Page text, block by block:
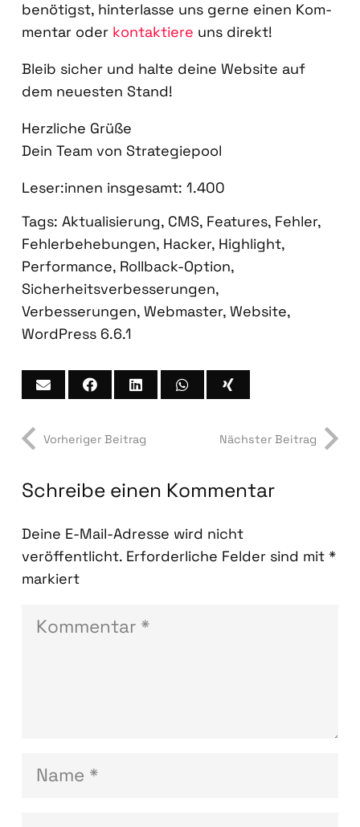
benö­tigst, hin­ter­las­se uns ger­ne einen Kom­
men­tar oder kon­tak­tie­re uns direkt!
Bleib sicher und hal­te dei­ne Web­site auf
dem neu­es­ten Stand!
Herz­li­che Grü­ße
Dein Team von Stra­te­gie­pool
Leser:innen ins­ge­samt: 1.400
Tags: Aktualisierung, CMS, Features, Fehler,
Fehlerbehebungen, Hacker, Highlight,
Performance, Rollback-Option,
Sicherheitsverbesserungen,
Verbesserungen, Webmaster, Website,
WordPress 6.6.1
Vorheriger Beitrag Nächster Beitrag
Schreibe einen Kommentar
Deine E-Mail-Adresse wird nicht
veröffentlicht. Erforderliche Felder sind mit *
markiert